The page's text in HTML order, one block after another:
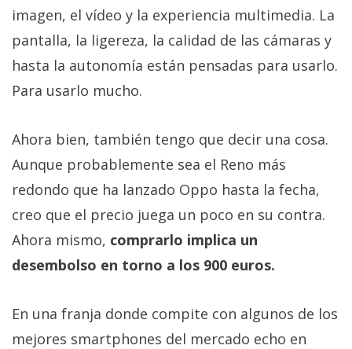
imagen, el vídeo y la experiencia multimedia. La
pantalla, la ligereza, la calidad de las cámaras y
hasta la autonomía están pensadas para usarlo.
Para usarlo mucho.
Ahora bien, también tengo que decir una cosa.
Aunque probablemente sea el Reno más
redondo que ha lanzado Oppo hasta la fecha,
creo que el precio juega un poco en su contra.
Ahora mismo, comprarlo implica un
desembolso en torno a los 900 euros.
En una franja donde compite con algunos de los
mejores smartphones del mercado echo en